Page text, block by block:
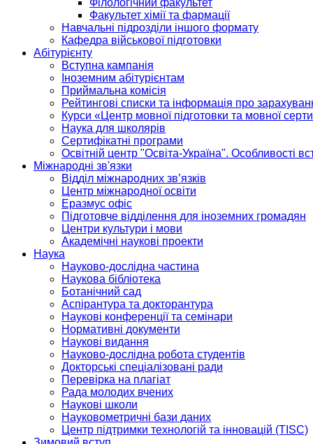
Філологічний факультет
Факультет хімії та фармації
Навчальні підрозділи іншого формату
Кафедра військової підготовки
Абітурієнту
Вступна кампанія
Іноземним абітурієнтам
Приймальна комісія
Рейтингові списки та інформація про
Курси «Центр мовної підготовки та мовної
Наука для школярів
Сертифікатні програми
Освітній центр "Освіта-Україна". Особливості
Міжнародні зв'язки
Відділ міжнародних зв’язків
Центр міжнародної освіти
Еразмус офіс
Підготовче відділення для іноземних громадян
Центри культури і мови
Академічні наукові проекти
Наука
Науково-дослідна частина
Наукова бібліотека
Ботанічний сад
Аспірантура та докторантура
Наукові конференції та семінари
Нормативні документи
Наукові видання
Науково-дослідна робота студентів
Докторські спеціалізовані ради
Перевірка на плагіат
Рада молодих вчених
Наукові школи
Науковометричні бази даних
Центр підтримки технологій та інновацій (TISC)